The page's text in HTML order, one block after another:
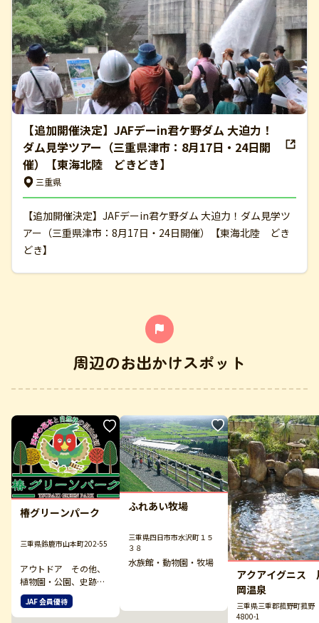
【追加開催決定】JAFデーin君ケ野ダム 大迫力！
ダム見学ツアー（三重県津市：8月17日・24日開
催）【東海北陸 どきどき】
三重県
【追加開催決定】JAFデーin君ケ野ダム 大迫力！ダム見学ツ
アー（三重県津市：8月17日・24日開催）【東海北陸 どき
どき】
周辺のお出かけスポット
椿グリーンパーク
三重県鈴鹿市山本町202-55
アウトドア その他、
植物園・公園、史跡・
庭園
JAF 会員優待
ふれあい牧場
三重県四日市市水沢町１５
３８
水族館・動物園・牧場
アクアイグニス
岡温泉
三重県三重郡菰野町菰野
4800-1